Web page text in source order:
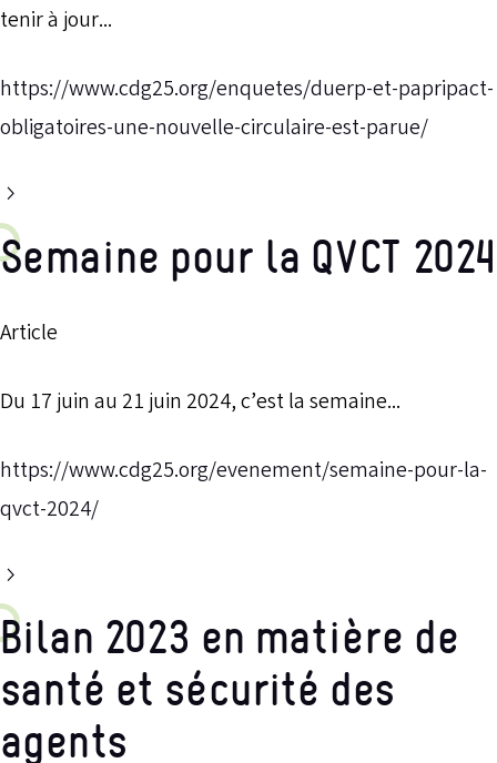
tenir à jour...
https://www.cdg25.org/enquetes/duerp-et-papripact-
obligatoires-une-nouvelle-circulaire-est-parue/
Semaine pour la QVCT 2024
Article
Du 17 juin au 21 juin 2024, c’est la semaine...
https://www.cdg25.org/evenement/semaine-pour-la-
qvct-2024/
Bilan 2023 en matière de
santé et sécurité des
agents